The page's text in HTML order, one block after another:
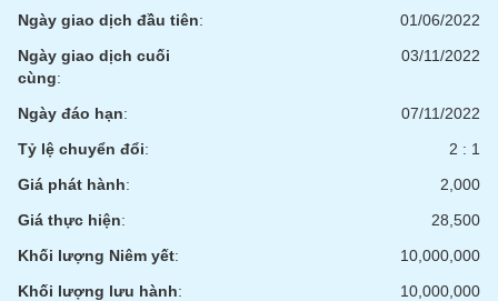
Ngày giao dịch đầu tiên:
01/06/2022
Ngày giao dịch cuối
cùng:
03/11/2022
Ngày đáo hạn:
07/11/2022
Tỷ lệ chuyển đổi:
2 : 1
Giá phát hành:
2,000
Giá thực hiện:
28,500
Khối lượng Niêm yết:
10,000,000
Khối lượng lưu hành:
10,000,000
Đào
tạo
Sách
tài